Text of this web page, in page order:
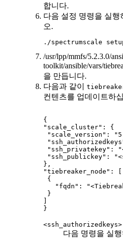
합니다.
다음 설정 명령을 실행
오.
./spectrumscale
/usr/lpp/mmfs/5.2.3.0/
toolkit/ansible/vars/
을 만듭니다.
다음과 같이
컨텐츠를 업데이트하
{
"scale_cluster": {
"scale_version":
"ssh_privatekey":
"ssh_publickey":
},
"tiebreaker_node": [
{
"fqdn":
}
}
<ssh_authorizedkeys>
다음 명령을 실행